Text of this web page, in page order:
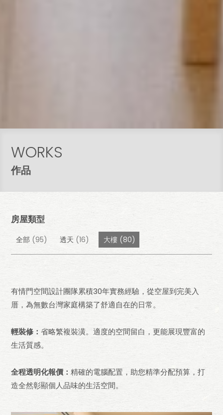
WORKS
作品
房屋類型
全部 (95) 透天 (16) 大樓 (80)
有情門空間設計團隊累積30年實務經驗，從空屋到完美入
厝，為無數台灣家庭構築了舒適自在的日常。
輕裝修：省略繁複裝潢。適度的空間留白，更能展現豐富的
生活質感。
全程透明化報價：精確的電腦配置，助您精準分配預算，打
造全然彰顯個人品味的生活空間。